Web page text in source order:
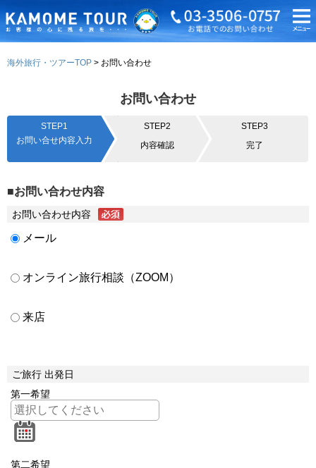
海外旅行・ツアーTOP お問い合わせ
お問い合わせ
STEP1
お問い合せ内容入力
STEP2
内容確認
STEP3
完了
■お問い合わせ内容
お問い合わせ内容
メール
オンライン旅行相談（ZOOM）
来店
ご旅行 出発日
第一希望
第二希望